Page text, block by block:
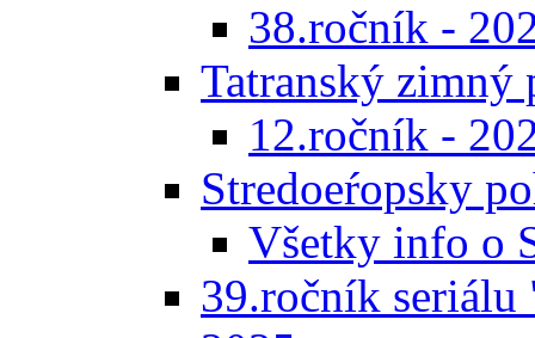
38.ročník -
Tatranský zimný
12.ročník -
Stredoeŕopsky
Všetky info o
39.ročník